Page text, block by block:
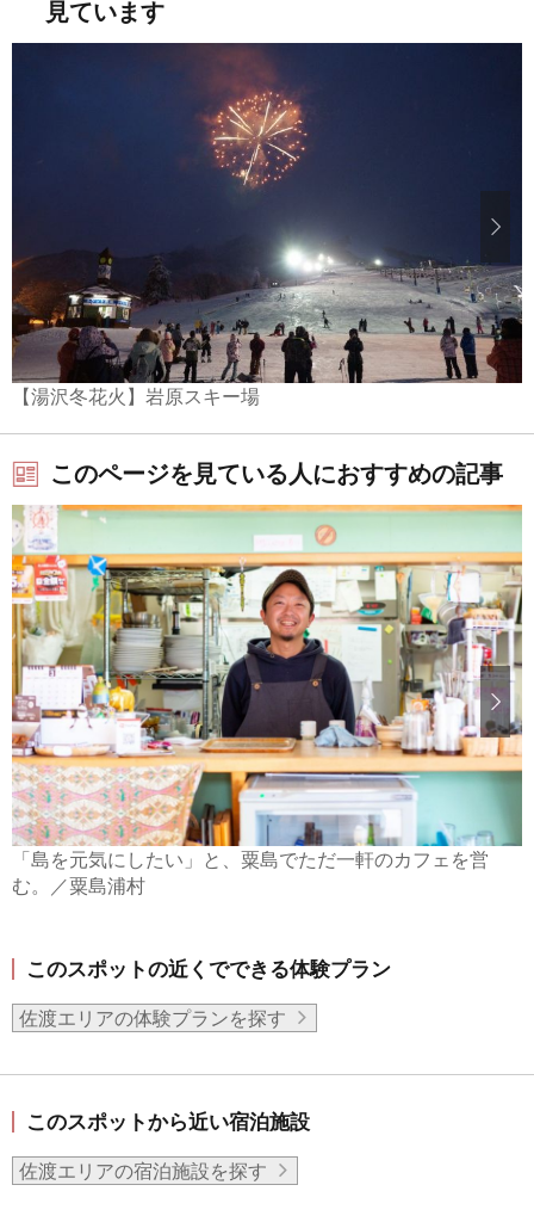
見ています
【湯沢冬花火】岩原スキー場
このページを見ている人におすすめの記事
「島を元気にしたい」と、粟島でただ一軒のカフェを営
む。／粟島浦村
このスポットの近くでできる体験プラン
佐渡エリアの体験プランを探す
このスポットから近い宿泊施設
佐渡エリアの宿泊施設を探す